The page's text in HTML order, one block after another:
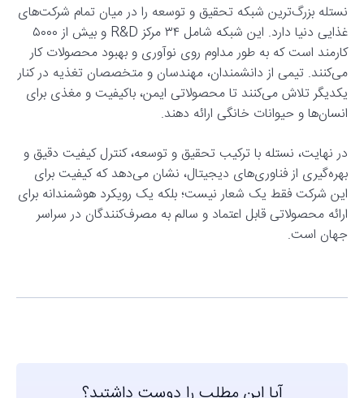
نستله بزرگ‌ترین شبکه تحقیق و توسعه را در میان تمام شرکت‌های
غذایی دنیا دارد. این شبکه شامل ۳۴ مرکز R&D و بیش از ۵۰۰۰
کارمند است که به طور مداوم روی نوآوری و بهبود محصولات کار
می‌کنند. تیمی از دانشمندان، مهندسان و متخصصان تغذیه در کنار
یکدیگر تلاش می‌کنند تا محصولاتی ایمن، باکیفیت و مغذی برای
انسان‌ها و حیوانات خانگی ارائه دهند.
در نهایت، نستله با ترکیب تحقیق و توسعه، کنترل کیفیت دقیق و
بهره‌گیری از فناوری‌های دیجیتال، نشان می‌دهد که کیفیت برای
این شرکت فقط یک شعار نیست؛ بلکه یک رویکرد هوشمندانه برای
ارائه محصولاتی قابل اعتماد و سالم به مصرف‌کنندگان در سراسر
جهان است.